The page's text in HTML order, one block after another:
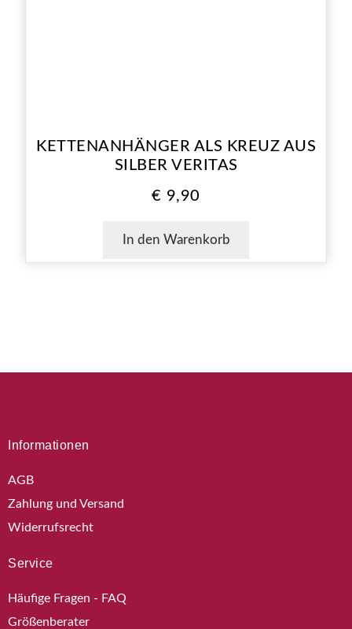
KETTENANHÄNGER ALS KREUZ AUS
SILBER VERITAS
€ 9,90
In den Warenkorb
Informationen
AGB
Zahlung und Versand
Widerrufsrecht
Service
Häufige Fragen - FAQ
Größenberater